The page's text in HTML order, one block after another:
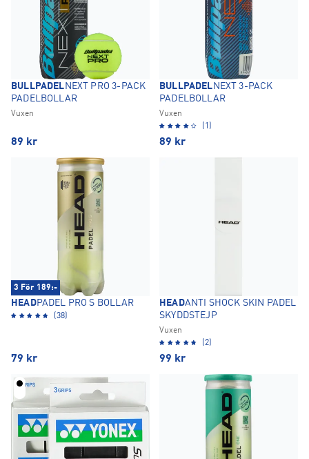
BULLPADEL NEXT PRO 3-PACK
PADELBOLLAR
Vuxen
89 kr
BULLPADEL NEXT 3-PACK
PADELBOLLAR
Vuxen
(1)
89 kr
3 För 189:-
HEADPADEL PRO S BOLLAR
(38)
79 kr
HEADANTI SHOCK SKIN PADEL
SKYDDSTEJP
Vuxen
(2)
99 kr